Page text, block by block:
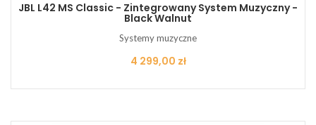
JBL L42 MS Classic - Zintegrowany System Muzyczny -
Black Walnut
Systemy muzyczne
Cena
4 299,00 zł